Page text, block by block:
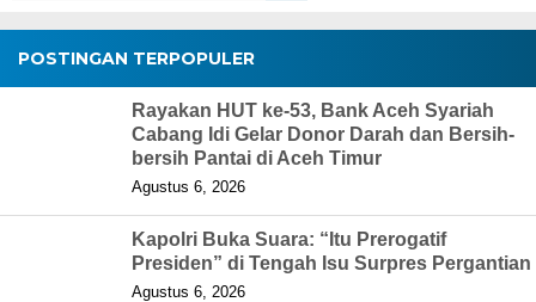
POSTINGAN TERPOPULER
Rayakan HUT ke-53, Bank Aceh Syariah
Cabang Idi Gelar Donor Darah dan Bersih-
bersih Pantai di Aceh Timur
Agustus 6, 2026
Kapolri Buka Suara: “Itu Prerogatif
Presiden” di Tengah Isu Surpres Pergantian
Agustus 6, 2026